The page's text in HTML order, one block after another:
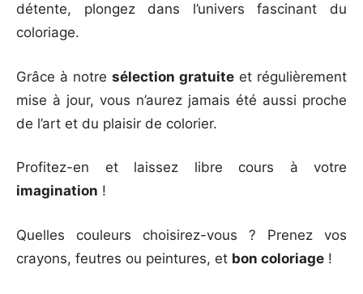
détente, plongez dans l’univers fascinant du
coloriage.
Grâce à notre sélection gratuite et régulièrement
mise à jour, vous n’aurez jamais été aussi proche
de l’art et du plaisir de colorier.
Profitez-en et laissez libre cours à votre
imagination !
Quelles couleurs choisirez-vous ? Prenez vos
crayons, feutres ou peintures, et bon coloriage !